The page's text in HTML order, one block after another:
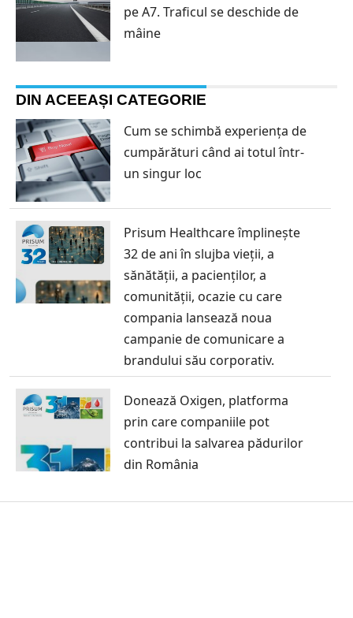
pe A7. Traficul se deschide de
mâine
DIN ACEEAȘI CATEGORIE
Cum se schimbă experiența de
cumpărături când ai totul într-
un singur loc
Prisum Healthcare împlinește
32 de ani în slujba vieții, a
sănătății, a pacienților, a
comunității, ocazie cu care
compania lansează noua
campanie de comunicare a
brandului său corporativ.
Donează Oxigen, platforma
prin care companiile pot
contribui la salvarea pădurilor
din România